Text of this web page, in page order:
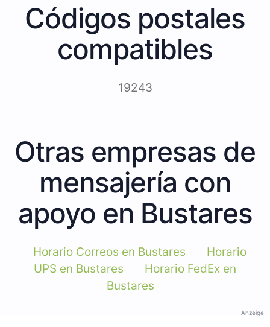
Códigos postales
compatibles
19243
Otras empresas de
mensajería con
apoyo en Bustares
Horario Correos en Bustares
Horario
UPS en Bustares
Horario FedEx en
Bustares
Anzeige